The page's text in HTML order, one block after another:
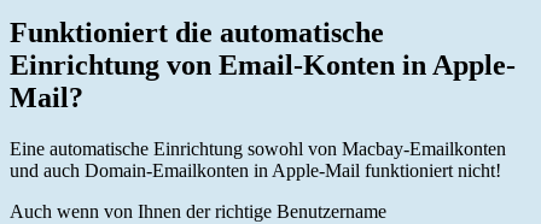
Funktioniert die automatische
Einrichtung von Email-Konten in Apple-
Mail?
Eine automatische Einrichtung sowohl von Macbay-Emailkonten
und auch Domain-Emailkonten in Apple-Mail funktioniert nicht!
Auch wenn von Ihnen der richtige Benutzername